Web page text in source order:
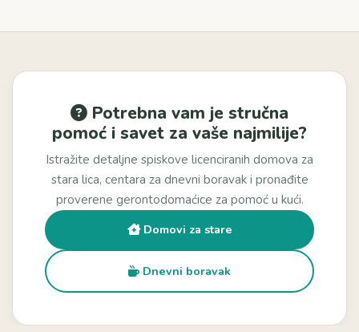
Potrebna vam je stručna
pomoć i savet za vaše najmilije?
Istražite detaljne spiskove licenciranih domova za
stara lica, centara za dnevni boravak i pronađite
proverene gerontodomaćice za pomoć u kući.
Domovi za stare
Dnevni boravak